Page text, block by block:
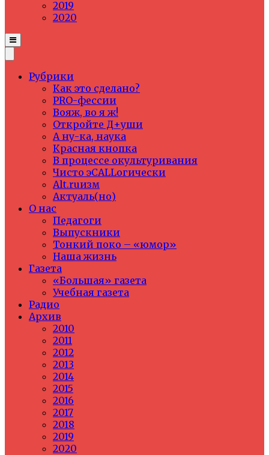
2019
2020
Рубрики
Как это сделано?
PRO-фессии
Вояж, во я ж!
Откройте Д+уши
А ну-ка, наука
Красная кнопка
В процессе окультуривания
Чисто эCALLогически
Alt.ruизм
Актуаль(но)
О нас
Педагоги
Выпускники
Тонкий поко – «юмор»
Наша жизнь
Газета
«Большая» газета
Учебная газета
Радио
Архив
2010
2011
2012
2013
2014
2015
2016
2017
2018
2019
2020